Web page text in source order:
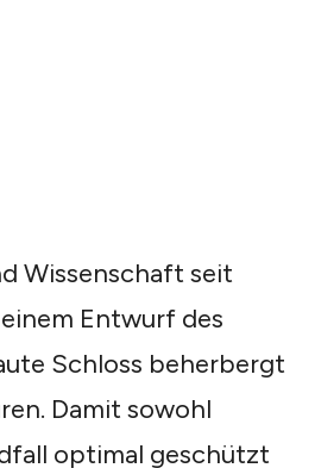
Wissenschaft seit
Entwurf des
Schloss beherbergt
Damit sowohl
optimal geschützt